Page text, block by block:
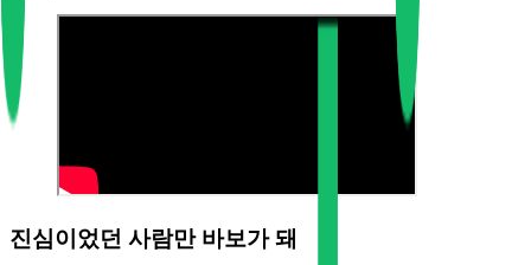
진심이었던 사람만 바보가 돼